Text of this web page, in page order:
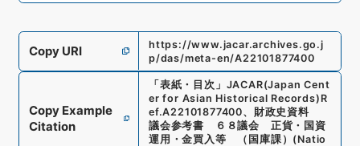
Copy URI
https://www.jacar.archives.go.j
p/das/meta-en/A22101877400
Copy Example
Citation
「表紙・目次 」 JACAR(Japan Cent
er for Asian Historical Records) R
ef.A22101877400、 財政史資料
議会参考書 ６８議会 正貨・国資
運用・金買入等 （国庫課） (Natio